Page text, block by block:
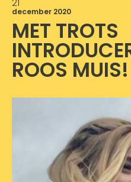
december 2020
MET TROTS
ROOS MUIS!